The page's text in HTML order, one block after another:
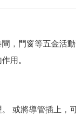
，門窗等五金活
用。
或將導管插上，